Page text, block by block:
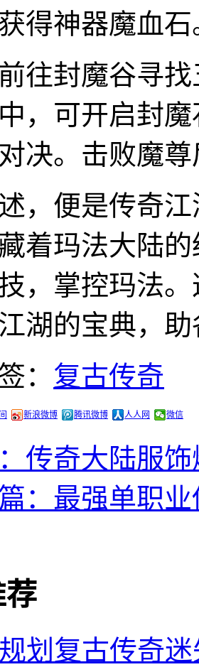
得神器魔血石
往封魔谷寻
，可开启封
决。击败魔
，便是传奇
着玛法大陆
，掌控玛法
湖的宝典，
： 复古传奇
新浪微博 腾讯微博 人人网 微信
：传奇大陆服
：最强单职
划复古传奇